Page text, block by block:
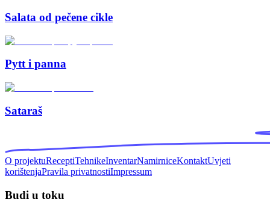
Salata od pečene cikle
Pytt i panna
Sataraš
O projektuReceptiTehnikeInventarNamirniceKontaktUvjeti
korištenjaPravila privatnostiImpressum
Budi u toku